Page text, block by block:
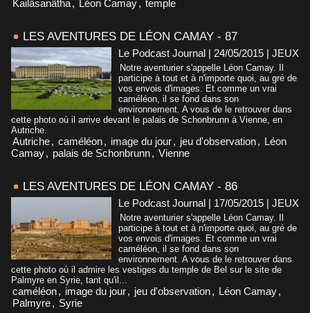
Kailâsanâtha, Léon Camay, temple
LES AVENTURES DE LÉON CAMAY - 87
Le Podcast Journal | 24/05/2015 | JEUX
Notre aventurier s'appelle Léon Camay. Il
participe à tout et à n'importe quoi, au gré de
vos envois d'images. Et comme un vrai
caméléon, il se fond dans son
environnement. A vous de le retrouver dans
cette photo où il arrive devant le palais de Schonbrunn à Vienne, en
Autriche.
Autriche, caméléon, image du jour, jeu d'observation, Léon
Camay, palais de Schonbrunn, Vienne
LES AVENTURES DE LÉON CAMAY - 86
Le Podcast Journal | 17/05/2015 | JEUX
Notre aventurier s'appelle Léon Camay. Il
participe à tout et à n'importe quoi, au gré de
vos envois d'images. Et comme un vrai
caméléon, il se fond dans son
environnement. A vous de le retrouver dans
cette photo où il admire les vestiges du temple de Bel sur le site de
Palmyre en Syrie, tant qu'il...
caméléon, image du jour, jeu d'observation, Léon Camay,
Palmyre, Syrie